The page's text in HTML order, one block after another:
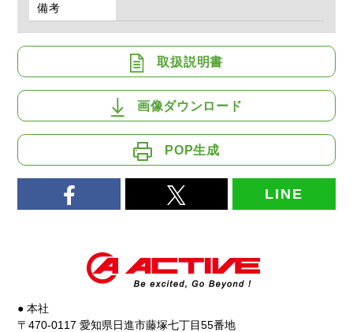
備考
取扱説明書
画像ダウンロード
POP生成
LINE
● 本社
〒470-0117 愛知県日進市藤塚七丁目55番地